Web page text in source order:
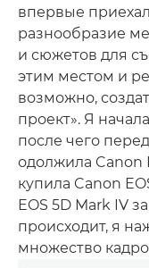
впервые
разнообразие
и сюжетов для
этим местом и
возможно,
проект». Я
после чего
одолжила Canon
купила Canon
EOS 5D Mark IV
происходит, я
множество